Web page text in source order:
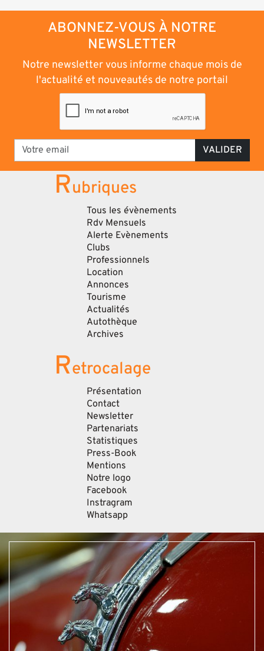
ABONNEZ-VOUS À NOTRE
NEWSLETTER
Notre newsletter vous informe chaque mois de
l'actualité et nouveautés de notre portail
VALIDER
Rubriques
Tous les évènements
Rdv Mensuels
Alerte Evènements
Clubs
Professionnels
Location
Annonces
Tourisme
Actualités
Autothèque
Archives
Retrocalage
Présentation
Contact
Newsletter
Partenariats
Statistiques
Press-Book
Mentions
Notre logo
Facebook
Instragram
Whatsapp